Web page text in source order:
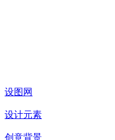
设图网
设计元素
创意背景